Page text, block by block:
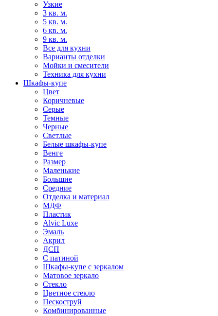
Узкие
3 кв. м.
5 кв. м.
6 кв. м.
9 кв. м.
Все для кухни
Варианты отделки
Мойки и смесители
Техника для кухни
Шкафы-купе
Цвет
Коричневые
Серые
Темные
Черные
Светлые
Белые шкафы-купе
Венге
Размер
Маленькие
Большие
Средние
Отделка и материал
МДФ
Пластик
Alvic Luxe
Эмаль
Акрил
ДСП
С патиной
Шкафы-купе с зеркалом
Матовое зеркало
Стекло
Цветное стекло
Пескоструй
Комбинированные